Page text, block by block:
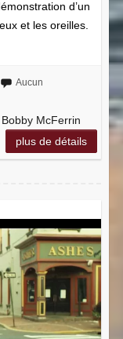
d’un
et les oreilles.
Aucun
McFerrin
plus de détails